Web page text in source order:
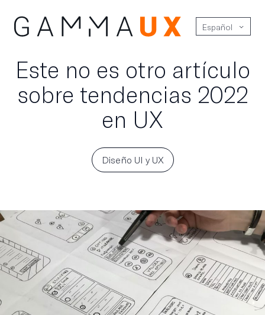
Español
Este no es otro artículo
sobre tendencias 2022
en UX
Diseño UI y UX